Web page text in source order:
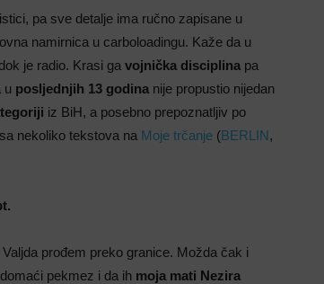
pa sve detalje ima ručno zapisane u
namirnica u carboloadingu. Kaže da u
je radio. Krasi ga vojnička disciplina pa
u posljednjih 13 godina nije propustio nijedan
iz BiH, a posebno prepoznatljiv po
nekoliko tekstova na Moje trčanje (BERLIN,
Valjda prođem preko granice. Možda čak i
pekmez i da ih moja mati Nezira